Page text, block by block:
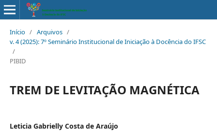
Início / Arquivos /
v. 4 (2025): 7º Seminário Institucional de Iniciação à Docência do IFSC
/
PIBID
TREM DE LEVITAÇÃO MAGNÉTICA
Leticia Gabrielly Costa de Araújo